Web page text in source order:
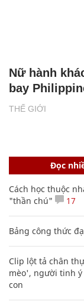
THẾ GIỚI
Nữ hành
bay
Đọc
Cách học thuộc
"thần chú"
17
Bảng công thức
Clip lột tả chân
mèo', người tinh
con